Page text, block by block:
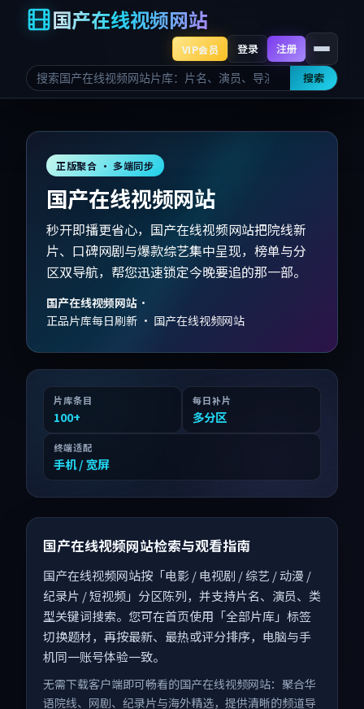
国产在线视频网站
搜索
VIP会员 登录 注册
正版聚合 · 多端同步
国产在线视频网站
秒开即播更省心，国产在线视频网站把院线新
片、口碑网剧与爆款综艺集中呈现，榜单与分
区双导航，帮您迅速锁定今晚要追的那一部。
国产在线视频网站 ·
正品片库每日刷新 · 国产在线视频网站
片库条目
100+
每日补片
多分区
终端适配
手机 / 宽屏
国产在线视频网站检索与观看指南
国产在线视频网站按「电影 / 电视剧 / 综艺 / 动漫 /
纪录片 / 短视频」分区陈列，并支持片名、演员、类
型关键词搜索。您可在首页使用「全部片库」标签
切换题材，再按最新、最热或评分排序，电脑与手
机同一账号体验一致。
无需下载客户端即可畅看的国产在线视频网站：聚合华
语院线、网剧、纪录片与海外精选，提供清晰的频道导